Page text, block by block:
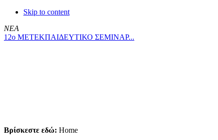
Skip to content
ΝΕΑ
12ο ΜΕΤΕΚΠΑΙΔΕΥΤΙΚΟ ΣΕΜΙΝΑΡ...
Βρίσκεστε εδώ: Home